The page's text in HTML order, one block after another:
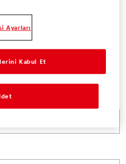
Ayarları
Kabul Et